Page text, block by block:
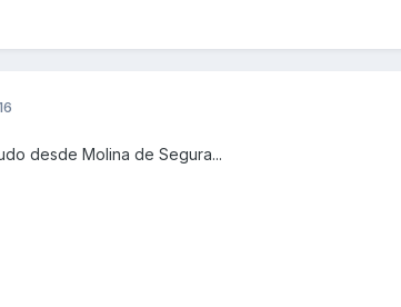
desde Molina de Segura...